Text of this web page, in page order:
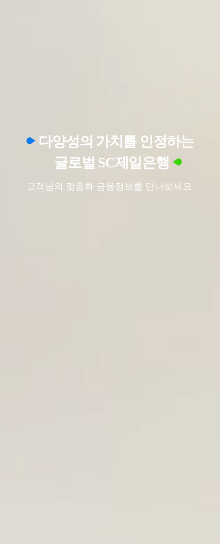
다양성의 가치를 인정하는
글로벌 SC제일은행
고객님의 맞춤화 금융정보를 만나보세요.